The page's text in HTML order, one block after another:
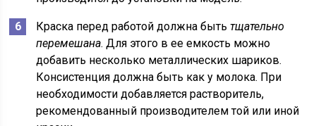
Краска перед работой должна бытьтщательно
перемешана. Для этого в ее емкость можно
добавить несколько металлических шариков.
Консистенция должна быть как у молока. При
необходимости добавляется растворитель,
рекомендованный производителем той или иной